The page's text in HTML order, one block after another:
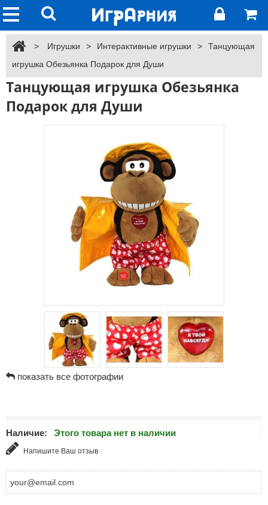
> Игрушки > Интерактивные игрушки >
Танцующая
игрушка Обезьянка Подарок для Души
Танцующая игрушка Обезьянка
Подарок для Души
показать все фотографии
Наличие: Этого товара нет в наличии
Напишите Ваш отзыв